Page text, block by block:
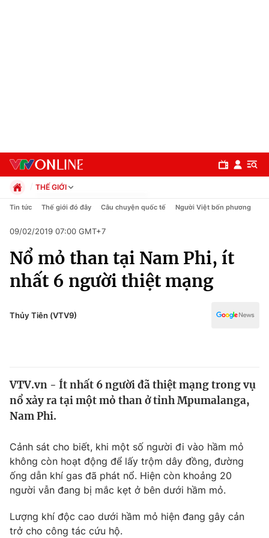
Chuyên mục
Chính trị
Thế giới
Thế giới đó đây
Câu chuyện quốc tế
Kinh tế
Tài chính
Thị trường
Góc doanh nghiệp
Dữ liệu và đời sống
Truyền hình
THẾ GIỚI
Chính trị
Pháp luật
Kinh tế
Thể thao
Truyền hình
Y tế
Tin tức Thế giới đó đây Câu chuyện quốc tế Người Việt bốn phương
09/02/2019 07:00 GMT+7
Nổ mỏ than tại Nam Phi, ít
nhất 6 người thiệt mạng
Thủy Tiên (VTV9)
VTV.vn - Ít nhất 6 người đã thiệt mạng trong vụ
nổ xảy ra tại một mỏ than ở tỉnh Mpumalanga,
Nam Phi.
Cảnh sát cho biết, khi một số người đi vào hầm mỏ
không còn hoạt động để lấy trộm dây đồng, đường
ống dẫn khí gas đã phát nổ. Hiện còn khoảng 20
người vẫn đang bị mắc kẹt ở bên dưới hầm mỏ.
Lượng khí độc cao dưới hầm mỏ hiện đang gây cản
trở cho công tác cứu hộ.